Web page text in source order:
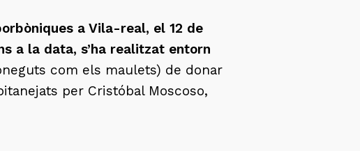
a Vila-real, el 12 de
a la data, s’ha realitzat entorn
com els maulets) de donar
per Cristóbal Moscoso,